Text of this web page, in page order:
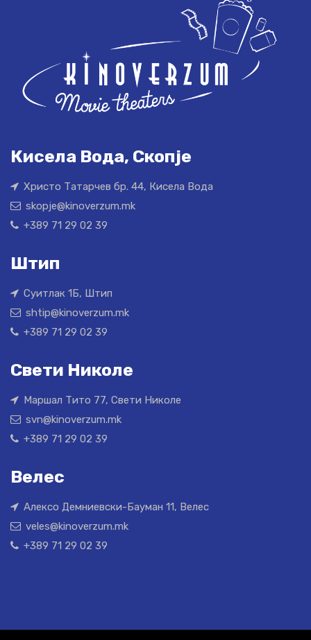
Кисела Вода, Скопје
Христо Татарчев бр. 44, Кисела Вода
skopje@kinoverzum.mk
+389 71 29 02 39
Штип
Суитлак 1Б, Штип
shtip@kinoverzum.mk
+389 71 29 02 39
Свети Николе
Маршал Тито 77, Свети Николе
svn@kinoverzum.mk
+389 71 29 02 39
Велес
Алексо Демниевски-Бауман 11, Велес
veles@kinoverzum.mk
+389 71 29 02 39